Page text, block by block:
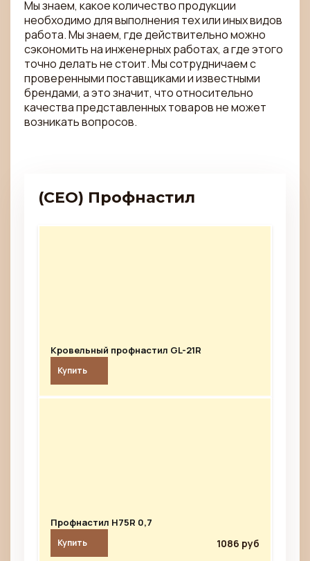
Мы знаем, какое количество продукции
необходимо для выполнения тех или иных видов
работа. Мы знаем, где действительно можно
сэкономить на инженерных работах, а где этого
точно делать не стоит. Мы сотрудничаем с
проверенными поставщиками и известными
брендами, а это значит, что относительно
качества представленных товаров не может
возникать вопросов.
(CEO) Профнастил
Кровельный профнастил GL-21R
Купить
Профнастил Н75R 0,7
Купить 1086 руб